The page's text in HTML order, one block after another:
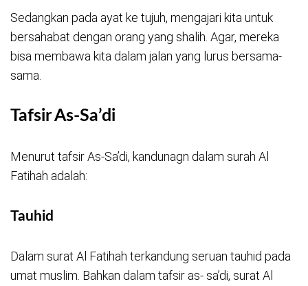
Sedangkan pada ayat ke tujuh, mengajari kita untuk
bersahabat dengan orang yang shalih. Agar, mereka
bisa membawa kita dalam jalan yang lurus bersama-
sama.
Tafsir As-Sa’di
Menurut tafsir As-Sa’di, kandunagn dalam surah Al
Fatihah adalah:
Tauhid
Dalam surat Al Fatihah terkandung seruan tauhid pada
umat muslim. Bahkan dalam tafsir as- sa’di, surat Al